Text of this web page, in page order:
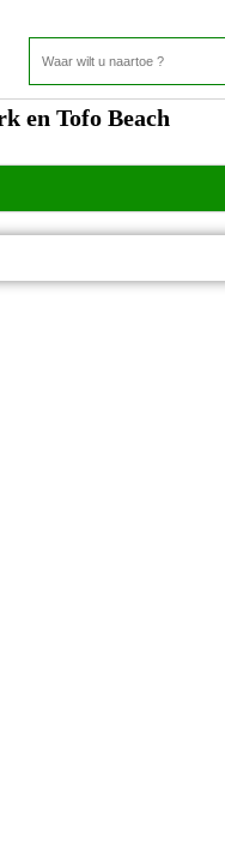
en Tofo Beach